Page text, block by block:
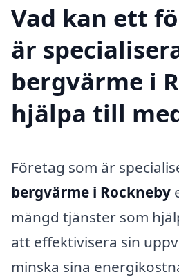
Vad kan ett
är
bergvärme i
hjälpa till
Företag som är
bergvärme i Rockneby
mängd tjänster som
att effektivisera sin
minska sina